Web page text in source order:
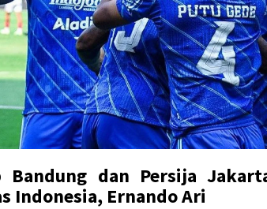
Bandung dan Persija
Indonesia, Ernando Ari